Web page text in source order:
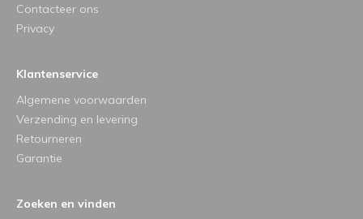
Contacteer ons
Privacy
Klantenservice
Algemene voorwaarden
Verzending en levering
Retourneren
Garantie
Zoeken en vinden